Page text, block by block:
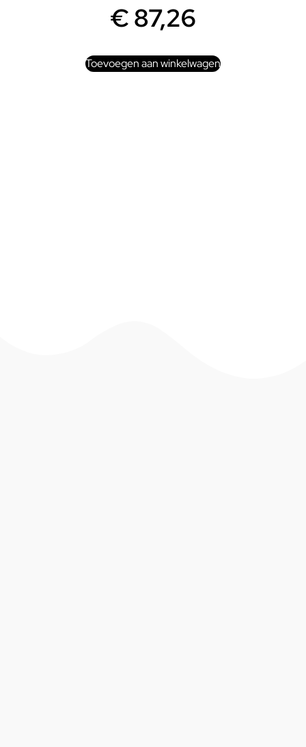
€87,26
Toevoegen aan winkelwagen